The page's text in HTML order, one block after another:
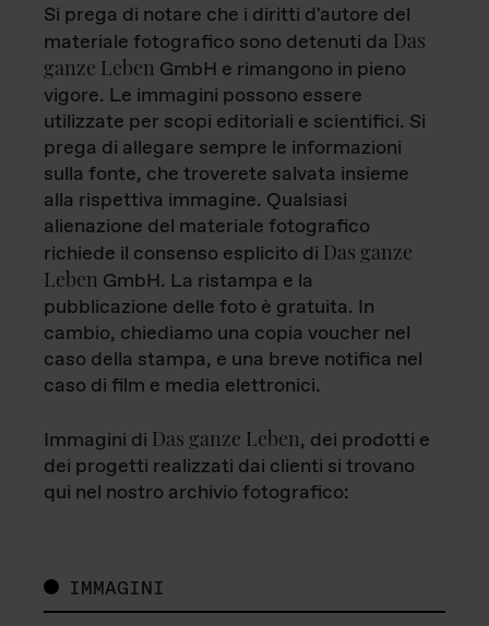
Si prega di notare che i diritti d'autore del
materiale fotografico sono detenuti da Das
ganze Leben GmbH e rimangono in pieno
vigore. Le immagini possono essere
utilizzate per scopi editoriali e scientifici. Si
prega di allegare sempre le informazioni
sulla fonte, che troverete salvata insieme
alla rispettiva immagine. Qualsiasi
alienazione del materiale fotografico
richiede il consenso esplicito di Das ganze
Leben GmbH. La ristampa e la
pubblicazione delle foto è gratuita. In
cambio, chiediamo una copia voucher nel
caso della stampa, e una breve notifica nel
caso di film e media elettronici.
Immagini di Das ganze Leben, dei prodotti e
dei progetti realizzati dai clienti si trovano
qui nel nostro archivio fotografico:
IMMAGINI